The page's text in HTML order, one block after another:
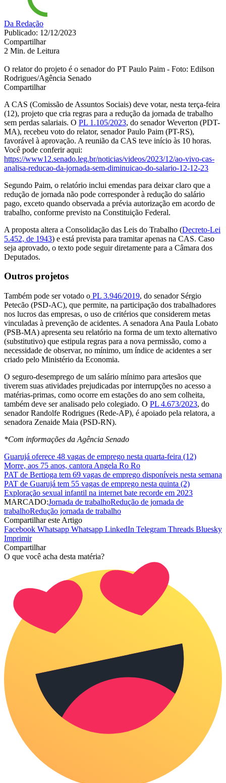
Da Redação
Publicado: 12/12/2023
Compartilhar
2 Min. de Leitura
O relator do projeto é o senador do PT Paulo Paim - Foto: Edilson
Rodrigues/Agência Senado
Compartilhar
A CAS (Comissão de Assuntos Sociais) deve votar, nesta terça-feira
(12), projeto que cria regras para a redução da jornada de trabalho
sem perdas salariais. O PL 1.105/2023, do senador Weverton (PDT-
MA), recebeu voto do relator, senador Paulo Paim (PT-RS),
favorável à aprovação. A reunião da CAS teve início às 10 horas.
Você pode conferir aqui:
https://www12.senado.leg.br/noticias/videos/2023/12/ao-vivo-cas-
analisa-reducao-da-jornada-sem-diminuicao-do-salario-12-12-23
Segundo Paim, o relatório inclui emendas para deixar claro que a
redução de jornada não pode corresponder à redução do salário
pago, exceto quando observada a prévia autorização em acordo de
trabalho, conforme previsto na Constituição Federal.
A proposta altera a Consolidação das Leis do Trabalho (Decreto-Lei
5.452, de 1943) e está prevista para tramitar apenas na CAS. Caso
seja aprovado, o texto pode seguir diretamente para a Câmara dos
Deputados.
Outros projetos
Também pode ser votado o PL 3.946/2019, do senador Sérgio
Petecão (PSD-AC), que permite, na participação dos trabalhadores
nos lucros das empresas, o uso de critérios que considerem metas
vinculadas à prevenção de acidentes. A senadora Ana Paula Lobato
(PSB-MA) apresenta seu relatório na forma de um texto alternativo
(substitutivo) que estipula regras para a nova permissão, como a
necessidade de observar, no mínimo, um índice de acidentes a ser
criado pelo Ministério da Economia.
O seguro-desemprego de um salário mínimo para artesãos que
tiverem suas atividades prejudicadas por interrupções no acesso a
matérias-primas, como ocorre em estações do ano sem colheita,
também deve ser analisado pelo colegiado. O PL 4.673/2023, do
senador Randolfe Rodrigues (Rede-AP), é apoiado pela relatora, a
senadora Zenaide Maia (PSD-RN).
*Com informações da Agência Senado
Guarujá oferece 48 vagas de emprego nesta quarta-feira (12)
Morre, aos 75 anos, cantora Angela Ro Ro
PAT de Bertioga tem 69 vagas de emprego disponíveis nesta semana
PAT de Guarujá tem 55 vagas de emprego nesta quinta (2)
Exploração sexual infantil na internet bate recorde em 2023
MARCADO:Jornada de trabalhoRedução de jornada de
trabalhoRedução jornada de trabalho
Compartilhar este Artigo
Facebook Whatsapp Whatsapp LinkedIn Telegram Threads Bluesky
Imprimir
Compartilhar
O que você acha desta matéria?